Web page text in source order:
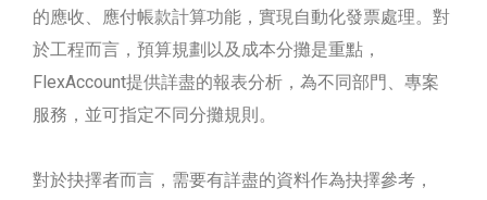
的應收、應付帳款計算功能，實現自動化發票處理。對
於工程而言，預算規劃以及成本分攤是重點，
FlexAccount提供詳盡的報表分析，為不同部門、專案
服務，並可指定不同分攤規則。
對於抉擇者而言，需要有詳盡的資料作為抉擇參考，